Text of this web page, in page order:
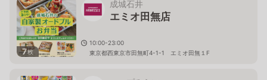
7枚
成城石井
エミオ田無店
10:00-23:00
東京都西東京市田無町4-1-1 エミオ田無１F